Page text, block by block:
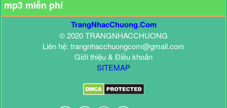
mp3 miễn phí
TrangNhacChuong.Com
© 2020 TRANGNHACCHUONG
Liên hệ: trangnhacchuongcom@gmail.com
Giới thiệu & Điều khoản
SITEMAP